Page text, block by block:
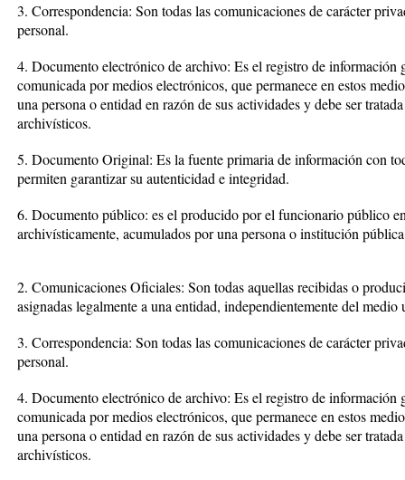
3. Correspondencia: Son todas las comunicaciones de carácter
personal.
4. Documento electrónico de archivo: Es el registro de información
comunicada por medios electrónicos, que permanece en estos
una persona o entidad en razón de sus actividades y debe ser
archivísticos.
5. Documento Original: Es la fuente primaria de información con
permiten garantizar su autenticidad e integridad.
6. Documento público: es el producido por el funcionario público
archivísticamente, acumulados por una persona o institución
2. Comunicaciones Oficiales: Son todas aquellas recibidas o
asignadas legalmente a una entidad, independientemente del medio
3. Correspondencia: Son todas las comunicaciones de carácter
personal.
4. Documento electrónico de archivo: Es el registro de información
comunicada por medios electrónicos, que permanece en estos
una persona o entidad en razón de sus actividades y debe ser
archivísticos.